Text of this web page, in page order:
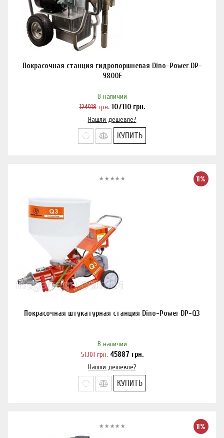
Покрасочная станция гидропоршневая Dino-Power DP-
9800E
В наличии
124918грн. 107110грн.
Нашли дешевле?
КУПИТЬ
11%
Покрасочная штукатурная станция Dino-Power DP-Q3
В наличии
51301грн. 45887 грн.
Нашли дешевле?
КУПИТЬ
11%